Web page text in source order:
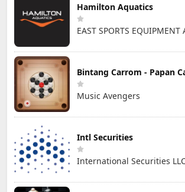
Hamilton Aquatics
Bintang Carrom - Papan
Music Avengers
Intl Securities
International Securities